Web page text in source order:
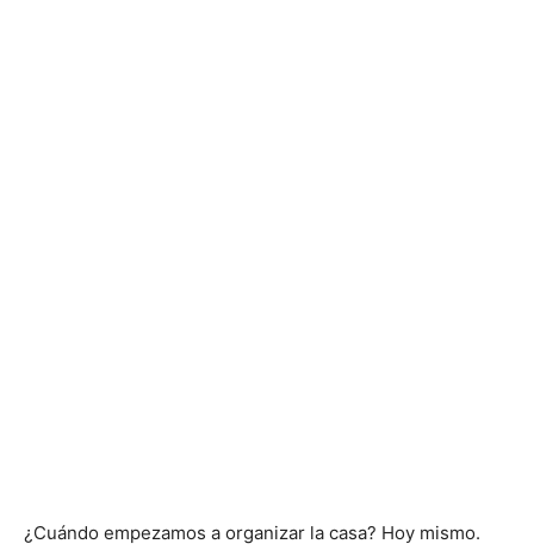
¿Cuándo empezamos a organizar la casa? Hoy mismo.